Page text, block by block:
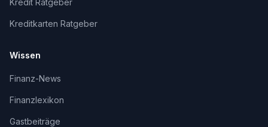
Kredit Ratgeber
Kreditkarten Ratgeber
Wissen
Finanz-News
Finanzlexikon
Gastbeiträge